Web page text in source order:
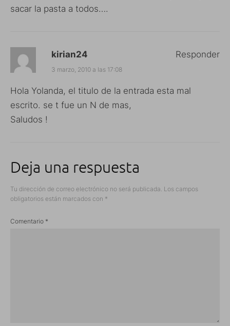
sacar la pasta a todos….
kirian24
3 marzo, 2010 a las 17:08
Hola Yolanda, el titulo de la entrada esta mal
escrito. se t fue un N de mas,
Saludos !
Responder
Deja una respuesta
Tu dirección de correo electrónico no será publicada. Los campos
obligatorios están marcados con *
Comentario *